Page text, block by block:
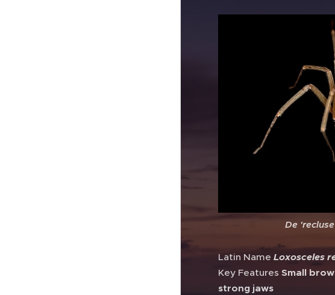
De
Latin Name Loxosceles
Key Features Small
strong jaws